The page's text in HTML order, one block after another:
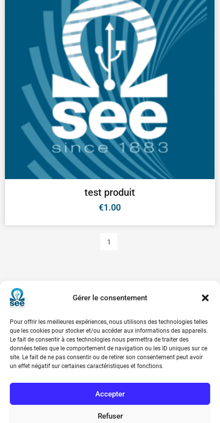
Gérer le consentement
Pour offrir les meilleures expériences, nous utilisons des technologies telles
que les cookies pour stocker et/ou accéder aux informations des appareils.
Le fait de consentir à ces technologies nous permettra de traiter des
données telles que le comportement de navigation ou les ID uniques sur ce
site. Le fait de ne pas consentir ou de retirer son consentement peut avoir
un effet négatif sur certaines caractéristiques et fonctions.
Accepter
Refuser
test produit
€1.00
1
Société de l’Electricité, de l’Electronique et des Technologies
17 rue de l’Amiral Hamelin75116 Paris
Métro : « Boissière » Ligne 6 et « Iéna » Ligne 9